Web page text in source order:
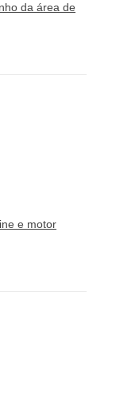
da área de
e motor